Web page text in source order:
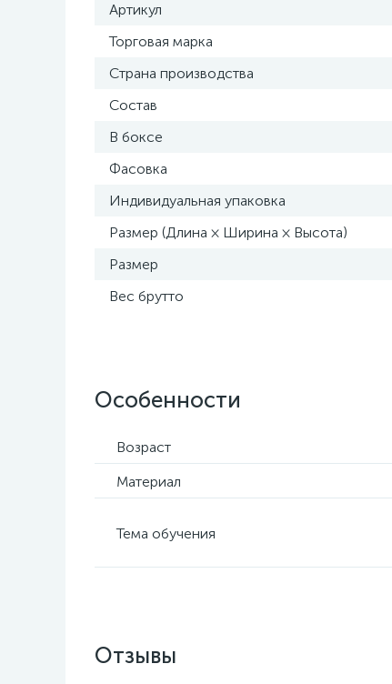
Артикул
Торговая марка
Страна производства
Состав
В боксе
Фасовка
Индивидуальная упаковка
Размер (Длина × Ширина × Высота)
Размер
Вес брутто
Особенности
Возраст
Материал
Тема обучения
Отзывы